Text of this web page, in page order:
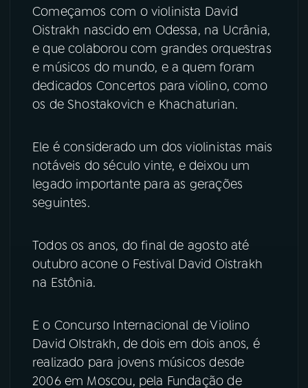
TikTok
Começamos com o violinista David
Oistrakh nascido em Odessa, na Ucrânia,
e que colaborou com grandes orquestras
e músicos do mundo, e a quem foram
dedicados Concertos para violino, como
os de Shostakovich e Khachaturian.
Ele é considerado um dos violinistas mais
notáveis do século vinte, e deixou um
legado importante para as gerações
seguintes.
Todos os anos, do final de agosto até
outubro acone o Festival David Oistrakh
na Estônia.
E o Concurso Internacional de Violino
David OIstrakh, de dois em dois anos, é
realizado para jovens músicos desde
2006 em Moscou, pela Fundação de